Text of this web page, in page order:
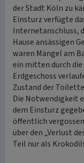
der Stadt Köln zu
Einsturz verfügte
Internetanschluss,
Hause ansässigen
waren Mängel am
ein mitten durch die
Erdgeschoss
Zustand der
Die Notwendigkeit
dem Einsturz
öffentlich
über den „Verlust
Teil nur als